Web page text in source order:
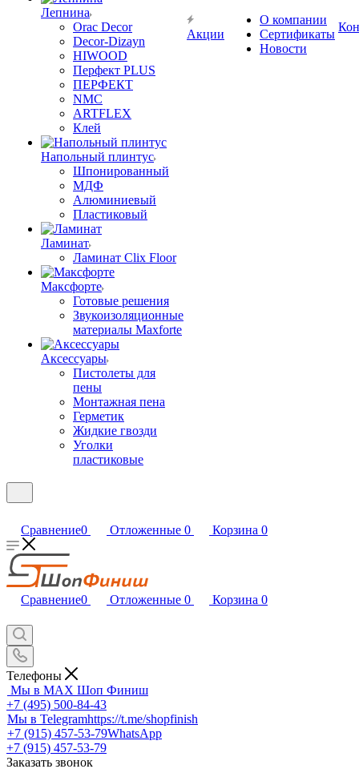
Лепнина
Orac Decor
Decor-Dizayn
HIWOOD
Перфект PLUS
ПЕРФЕКТ
NMC
ARTFLEX
Клей
Напольный плинтус
Шпонированный
МДФ
Алюминиевый
Пластиковый
Ламинат
Ламинат Clix Floor
Максфорте
Готовые решения
Звукоизоляционные
материалы Maxforte
Аксессуары
Пистолеты для
пены
Монтажная пена
Герметик
Жидкие гвозди
Уголки
пластиковые
Акции
О компании
Сертификаты
Новости
Сравнение0 Отложенные 0 Корзина 0
Сравнение0 Отложенные 0 Корзина 0
Телефоны
Мы в MAX Шоп Финиш
+7 (495) 500-84-43
Мы в Telegramhttps://t.me/shopfinish
+7 (915) 457-53-79WhatsApp
+7 (915) 457-53-79
Заказать звонок